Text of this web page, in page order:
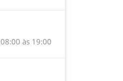
08:00 às 19:00